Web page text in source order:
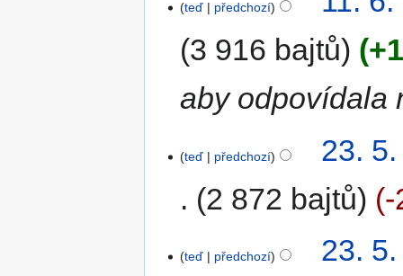
teď předchozí
3 916 bajtů
aby odpovídala
teď předchozí
23.
2 872 bajtů
-
teď předchozí
23.